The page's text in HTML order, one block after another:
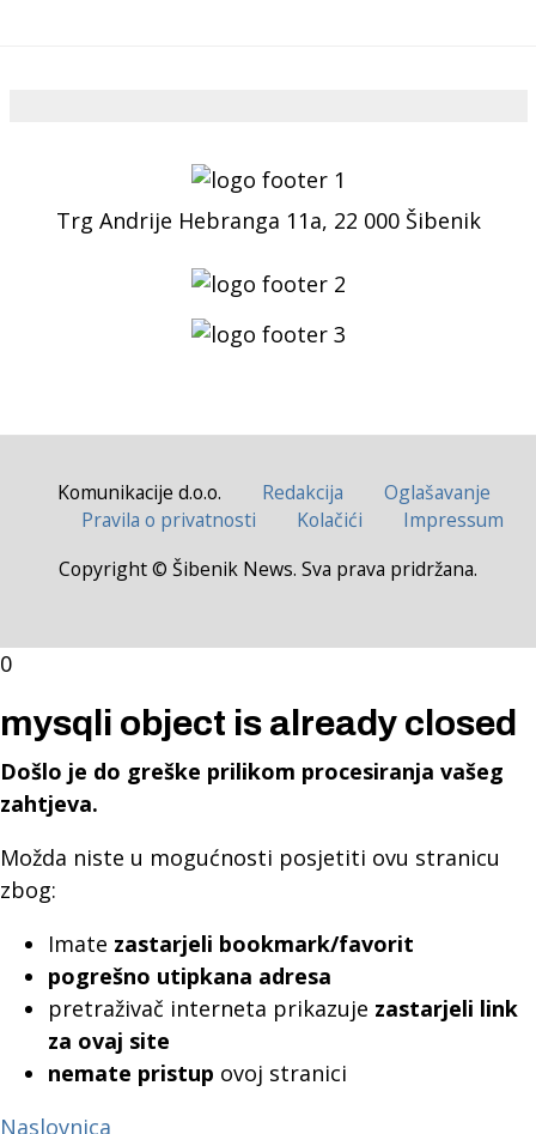
Trg Andrije Hebranga 11a, 22 000 Šibenik
Komunikacije d.o.o. Redakcija
Oglašavanje
Pravila o privatnosti
Kolačići
Impressum
Copyright © Šibenik News. Sva prava pridržana.
0
mysqli object is already closed
Došlo je do greške prilikom procesiranja vašeg
zahtjeva.
Možda niste u mogućnosti posjetiti ovu stranicu
zbog:
Imate zastarjeli bookmark/favorit
pogrešno utipkana adresa
pretraživač interneta prikazuje zastarjeli link
za ovaj site
nemate pristup ovoj stranici
Naslovnica